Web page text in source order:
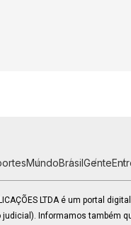
MundoBrasilGente
LTDA é um portal
judicial). Informamos também